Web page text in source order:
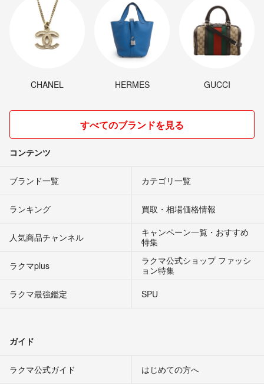
CHANEL HERMES GUCCI
すべてのブランドを見る
コンテンツ
ブランド一覧 カテゴリ一覧
ランキング 買取・相場価格情報
人気商品チャンネル
キャンペーン一覧・おすすめ
特集
ラクマplus
ラクマ公式ショップ ファッシ
ョン特集
ラクマ最強鑑定
SPU
ガイド
ラクマ公式ガイド はじめての方へ